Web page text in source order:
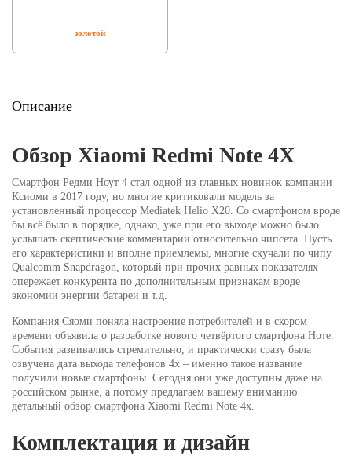
золотой
Описание
Обзор Xiaomi Redmi Note 4X
Смартфон Редми Ноут 4 стал одной из главных новинок компании
Ксиоми в 2017 году, но многие критиковали модель за
установленный процессор Mediatek Helio X20. Со смартфоном вроде
бы всё было в порядке, однако, уже при его выходе можно было
услышать скептические комментарии относительно чипсета. Пусть
его характеристики и вполне приемлемы, многие скучали по чипу
Qualcomm Snapdragon, который при прочих равных показателях
опережает конкурента по дополнительным признакам вроде
экономии энергии батареи и т.д.
Компания Сяоми поняла настроение потребителей и в скором
времени объявила о разработке нового четвёртого смартфона Ноте.
События развивались стремительно, и практически сразу была
озвучена дата выхода телефонов 4х – именно такое название
получили новые смартфоны. Сегодня они уже доступны даже на
российском рынке, а потому предлагаем вашему вниманию
детальный обзор смартфона Xiaomi Redmi Note 4x.
Комплектация и дизайн